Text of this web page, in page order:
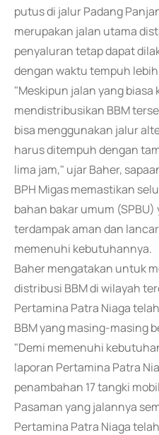
putus di jalur Padang
merupakan jalan utama
penyaluran tetap dapat
dengan waktu tempuh
"Meskipun jalan yang
mendistribusikan BBM
bisa menggunakan jalur
harus ditempuh dengan
lima jam," ujar Baher,
BPH Migas memastikan
bahan bakar umum (SPBU)
terdampak aman dan
memenuhi kebutuhannya.
Baher mengatakan untuk
distribusi BBM di wilayah
Pertamina Patra Niaga
BBM yang masing-masing
"Demi memenuhi
laporan Pertamina Patra
penambahan 17 tangki
Pasaman yang jalannya
Pertamina Patra Niaga